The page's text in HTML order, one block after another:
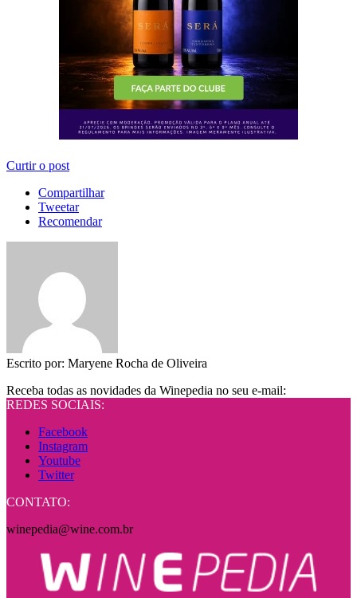
Curtir o post
Compartilhar
Tweetar
Recomendar
Escrito por: Maryene Rocha de Oliveira
Receba todas as novidades da Winepedia no seu e-mail:
REDES SOCIAIS:
Facebook
Instagram
Youtube
Twitter
CONTATO:
winepedia@wine.com.br